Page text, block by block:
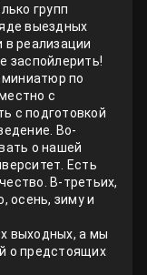
групп
выездных
в реализации
заспойлерить!
миниатюр по
с
с подготовкой
Во-
о нашей
Есть
В-третьих,
осень, зиму и
выходных, а мы
о предстоящих